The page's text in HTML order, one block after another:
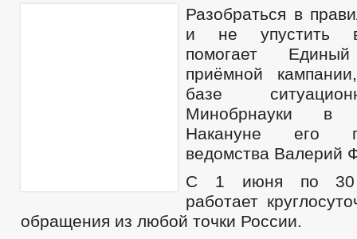
Разобраться в
и не упустить
помогает Единый
приёмной
базе
Минобрнауки
Накануне его
ведомства Валерий
С 1 июня по 30
работает
обращения из любой точки России.